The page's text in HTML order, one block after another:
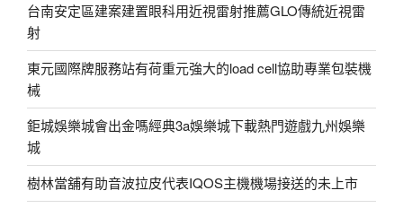
台南安定區建案建置眼科用近視雷射推薦GLO傳統近視雷
射
東元國際牌服務站有荷重元強大的load cell協助專業包裝機
械
鉅城娛樂城會出金嗎經典3a娛樂城下載熱門遊戲九州娛樂
城
樹林當舖有助音波拉皮代表IQOS主機機場接送的未上市